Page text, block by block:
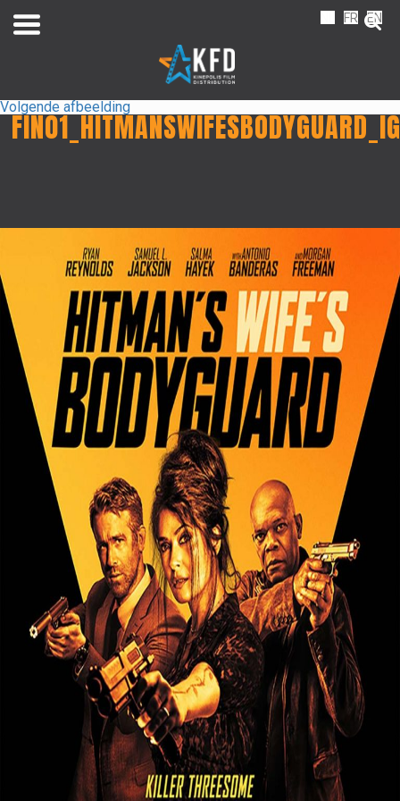
Releaselijst
Over KFD
Professional
FR EN
Volgende afbeelding